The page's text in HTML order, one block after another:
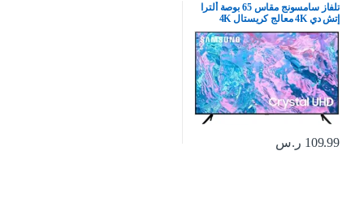
تلفاز سامسونج مقاس 65 بوصة ألترا
إتش دي 4K معالج كريستال 4K
بيوركلر – (موديل 2023)
UA65CU7000UXSA، أسود
109.99 ر.س